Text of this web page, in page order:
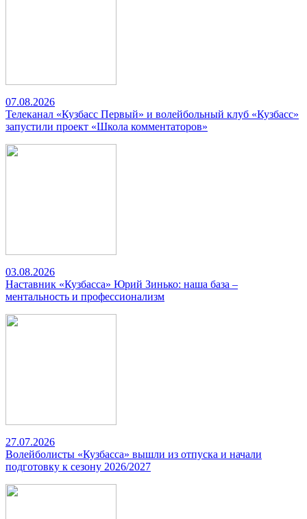
07.08.2026
Телеканал «Кузбасс Первый» и волейбольный клуб «Кузбасс»
запустили проект «Школа комментаторов»
03.08.2026
Наставник «Кузбасса» Юрий Зинько: наша база –
ментальность и профессионализм
27.07.2026
Волейболисты «Кузбасса» вышли из отпуска и начали
подготовку к сезону 2026/2027